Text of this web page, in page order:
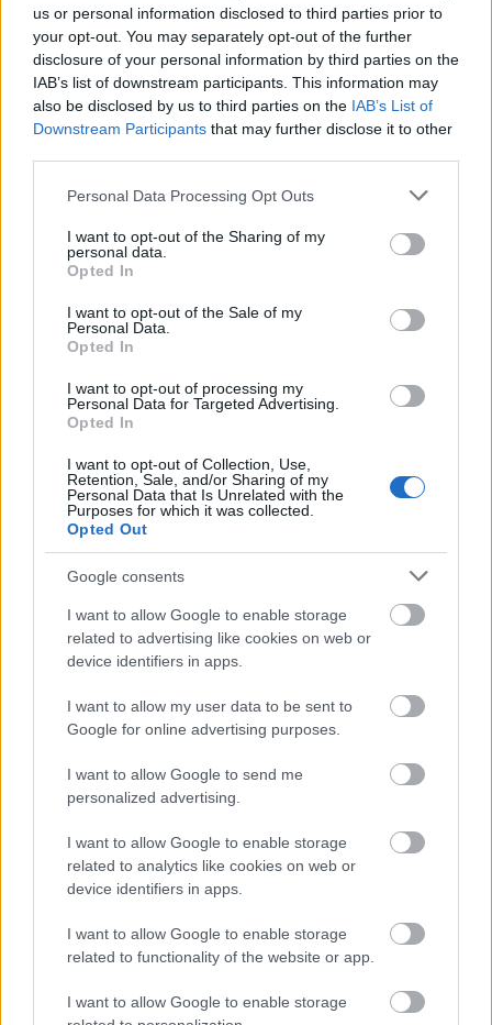
us or personal information disclosed to third parties prior to
your opt-out. You may separately opt-out of the further
disclosure of your personal information by third parties on the
IAB’s list of downstream participants. This information may
also be disclosed by us to third parties on the IAB’s List of
Downstream Participants that may further disclose it to other
Please note that this website/app uses one or more Google
not limited to your visit or usage behaviour. You may click to
grant or deny consent to Google and its third-party tags to
use your data for below specified purposes in below Google
consent section.
Personal Data Processing Opt Outs
I want to opt-out of the Sharing of my
personal data.
Opted In
I want to opt-out of the Sale of my
Personal Data.
Opted In
I want to opt-out of processing my
Personal Data for Targeted Advertising.
Opted In
I want to opt-out of Collection, Use,
Retention, Sale, and/or Sharing of my
Personal Data that Is Unrelated with the
Purposes for which it was collected.
Opted Out
Google consents
I want to allow Google to enable storage
related to advertising like cookies on web or
device identifiers in apps.
I want to allow my user data to be sent to
Google for online advertising purposes.
I want to allow Google to send me
personalized advertising.
I want to allow Google to enable storage
related to analytics like cookies on web or
device identifiers in apps.
I want to allow Google to enable storage
related to functionality of the website or app.
I want to allow Google to enable storage
Ásó[Mosó]Maci (Dr. nélkül)
14 éve
@danesdzsu2: Áh! Nekünk már megszokott, hogy
ellenünk fújnak. Az orkok ellen meg elég nehéz
lekicsinyítették a pályájukat, hogy a parittyafiú a
kapuig bedobhasson :-)
OÁFK
14 éve
Viktus
14 éve
Középosztály nélkül nincs erős Magyarország
A második alapelv a megerősítés politikája, amely
nem csak erkölcsileg helyes, hanem gazdaságilag is
hasznos. "Ha a középosztály lecsúszik, lecsúszik
Magyarország is" - mondta Orbán, aki szerint
"alulról nyitott" középosztályt kívánnak létrehozni.
Minden szép, minden jó :D
Valahol Máshol (lemondott Dr. Prof.)
14 éve
Ez a kép ugye egy kormányzati Skodában készült?